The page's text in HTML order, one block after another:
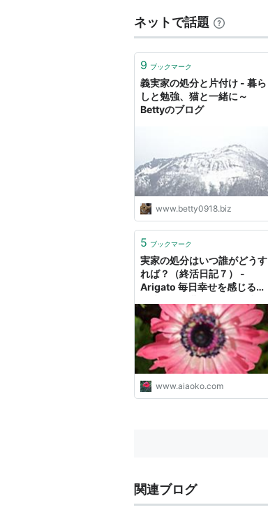
ネットで話題
9 ブックマーク
義実家の処分と片付け - 暮ら
しと勉強、猫と一緒に～
Bettyのブログ
www.betty0918.biz
5 ブックマーク
実家の処分はいつ誰がどうす
れば？（終活日記７） -
Arigato 毎日幸せを感じる
と「終活」
www.aiaoko.com
関連ブログ